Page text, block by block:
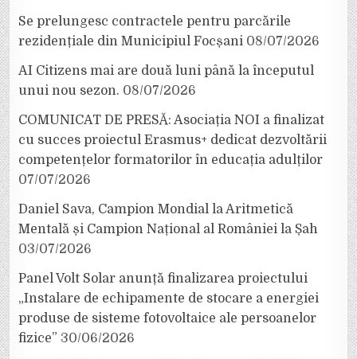
Se prelungesc contractele pentru parcările
rezidențiale din Municipiul Focșani 08/07/2026
AI Citizens mai are două luni până la începutul
unui nou sezon. 08/07/2026
COMUNICAT DE PRESĂ: Asociația NOI a finalizat
cu succes proiectul Erasmus+ dedicat dezvoltării
competențelor formatorilor în educația adulților
07/07/2026
Daniel Sava, Campion Mondial la Aritmetică
Mentală și Campion Național al României la Șah
03/07/2026
Panel Volt Solar anunță finalizarea proiectului
„Instalare de echipamente de stocare a energiei
produse de sisteme fotovoltaice ale persoanelor
fizice” 30/06/2026